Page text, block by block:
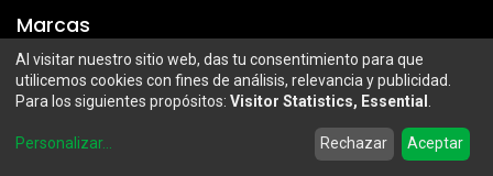
Wishlist Account
Marcas
Troy Lee Designs
100%
Airoh
Mazawi
SIDI
Al visitar nuestro sitio web, das tu consentimiento para que
utilicemos cookies con fines de análisis, relevancia y publicidad.
Para los siguientes propósitos: Visitor Statistics, Essential
Personalizar... Rechazar Aceptar